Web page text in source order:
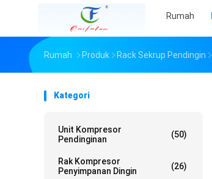
Rumah
Rumah Produk Rack Sekrup Pendingin
Kategori
Unit Kompresor
Pendinginan
(50)
Rak Kompresor
Penyimpanan Dingin
(26)